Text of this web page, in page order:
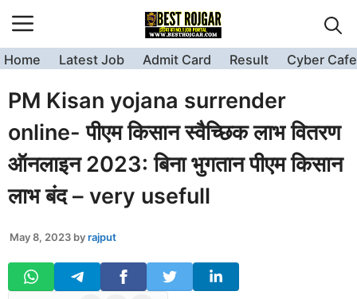
to
content
Home Latest Job Admit Card Result Cyber Cafe
PM Kisan yojana surrender
online- पीएम किसान स्वैच्छिक लाभ वितरण
ऑनलाइन 2023: बिना भुगतान पीएम किसान
लाभ बंद – very usefull
May 8, 2023 byrajput